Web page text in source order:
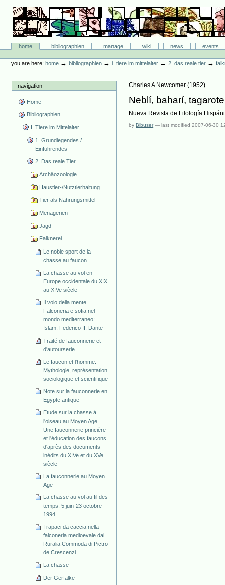
content.
navigation
Bibliographie-Portal
Sectionshome bibliographien manage wiki news
events
tools
you are here: home →bibliographien →i. tiere im mittelalter →2. das reale tier →
navigation
Home
Bibliographien
I. Tiere im Mittelalter
1. Grundlegendes /
Einführendes
2. Das reale Tier
Archäozoologie
Haustier-/Nutztierhaltung
Tier als Nahrungsmittel
Menagerien
Jagd
Falknerei
Le noble sport de la
chasse au faucon
La chasse au vol en
Europe occidentale du XIX
au XIVe siècle
Il volo della mente.
Falconeria e sofia nel
mondo mediterraneo:
Islam, Federico II, Dante
Traité de fauconnerie et
d'autourserie
Le faucon et l'homme.
Mythologie, représentation
sociologique et scientifique
Note sur la fauconnerie en
Egypte antique
Etude sur la chasse à
l'oiseau au Moyen Age.
Une fauconnerie princière
et l'éducation des faucons
d'après des documents
inédits du XIVe et du XVe
siècle
La fauconnerie au Moyen
Age
La chasse au vol au fil des
temps. 5 juin-23 octobre
1994
I rapaci da caccia nella
falconeria medioevale dai
Ruralia Commoda di Pictro
de Crescenzi
La chasse
Der Gerfalke
Charles A Newcomer (1952)
Neblí, baharí, tagarote
Nueva Revista de Filología
byBibuser —last modified2007-06-30